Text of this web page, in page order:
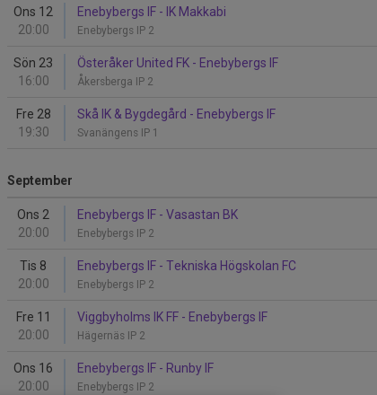
Ons 12
20:00
Enebybergs IF - IK Makkabi
Enebybergs IP 2
Sön 23
16:00
Österåker United FK - Enebybergs IF
Åkersberga IP 2
Fre 28
19:30
Skå IK & Bygdegård - Enebybergs IF
Svanängens IP 1
September
Ons 2
20:00
Enebybergs IF - Vasastan BK
Enebybergs IP 2
Tis 8
20:00
Enebybergs IF - Tekniska Högskolan FC
Enebybergs IP 2
Fre 11
20:00
Viggbyholms IK FF - Enebybergs IF
Hägernäs IP 2
Ons 16
20:00
Enebybergs IF - Runby IF
Enebybergs IP 2